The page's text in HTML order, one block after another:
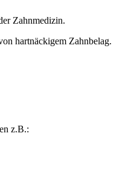
Zahnmedizin.
hartnäckigem Zahnbelag.
z.B.: